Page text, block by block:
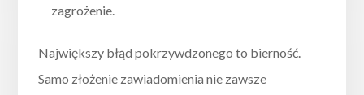
zagrożenie.
Największy błąd pokrzywdzonego to bierność.
Samo złożenie zawiadomienia nie zawsze